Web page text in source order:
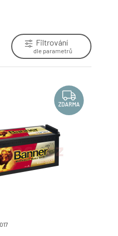
450A, pravá BANNER
Filtrování
dle parametrů
ZDARMA